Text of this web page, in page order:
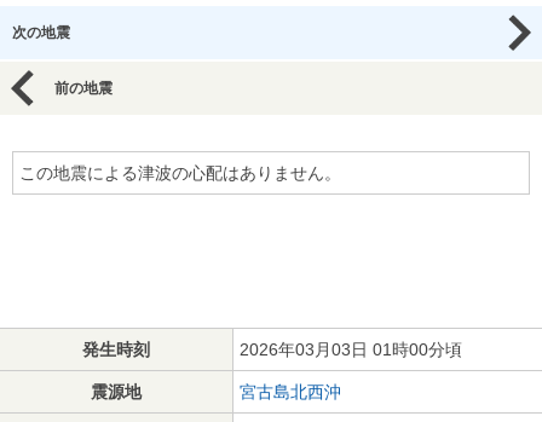
次の地震
前の地震
この地震による津波の心配はありません。
発生時刻 2026年03月03日 01時00分頃
震源地 宮古島北西沖